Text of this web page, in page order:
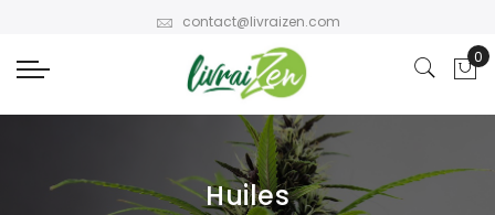
contact@livraizen.com
Huiles